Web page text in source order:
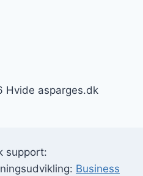
Hvide asparges.dk
support:
Business